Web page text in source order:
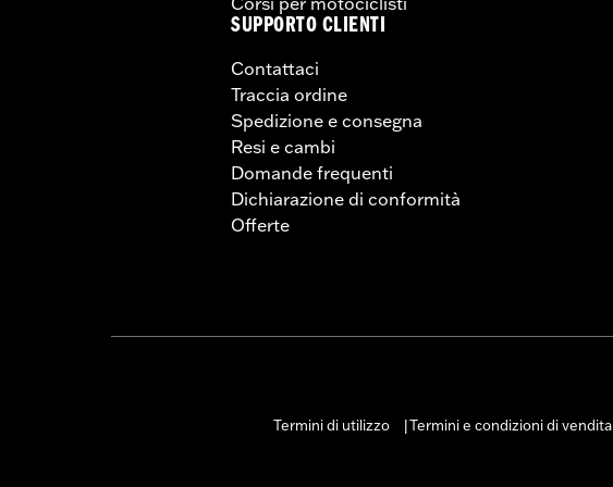
SUPPORTO CLIENTI
Contattaci
Traccia ordine
Spedizione e consegna
Resi e cambi
Domande frequenti
Dichiarazione di conformità
Offerte
Termini di utilizzo
Termini e condizioni di vendita